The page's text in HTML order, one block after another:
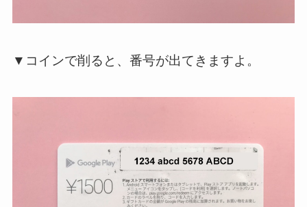
▼コインで削ると、番号が出てきますよ。